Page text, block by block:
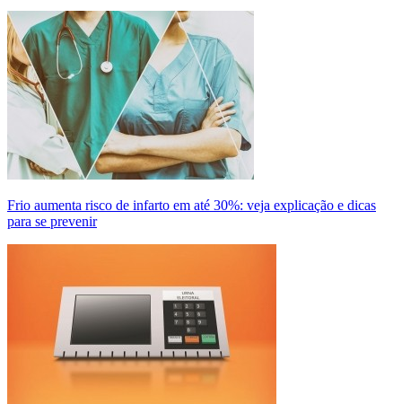
Frio aumenta risco de infarto em até 30%: veja explicação e dicas
para se prevenir